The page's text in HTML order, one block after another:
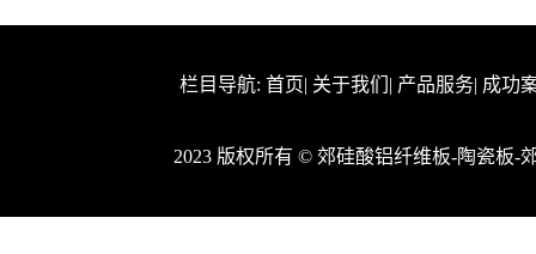
栏目导航: 首页| 关于我们 | 产品服务| 成功
2023 版权所有 © 郊硅酸铝纤维板-陶瓷板